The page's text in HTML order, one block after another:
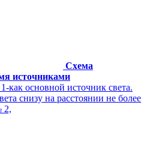
Схема
источниками
основной источник света.
снизу на расстоянии не более
2,